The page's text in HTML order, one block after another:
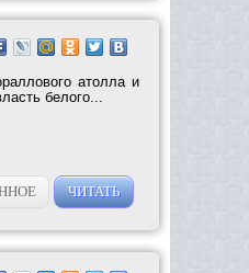
атолла и
белого...
ЧИТАТЬ